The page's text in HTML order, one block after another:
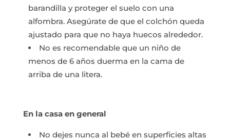
barandilla y proteger el suelo con una
alfombra. Asegúrate de que el colchón queda
ajustado para que no haya huecos alrededor.
No es recomendable que un niño de
menos de 6 años duerma en la cama de
arriba de una litera.
En la casa en general
No dejes nunca al bebé en superficies altas